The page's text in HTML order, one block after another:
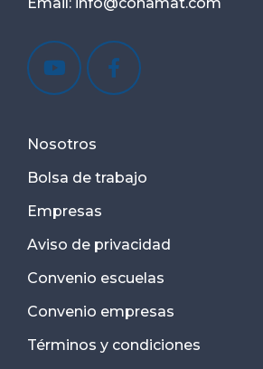
Nosotros
Bolsa de trabajo
Empresas
Aviso de privacidad
Convenio escuelas
Convenio empresas
Términos y condiciones